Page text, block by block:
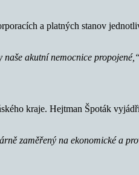
a platných stanov
naše akutní nemocnice propojené,“
kraje. Hejtman Špoták
zaměřený na ekonomické a